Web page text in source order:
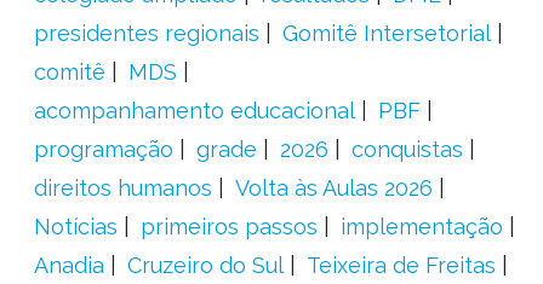
presidentes regionais
Gomitê Intersetorial
comitê
MDS
acompanhamento educacional
PBF
programação
grade 2026
conquistas
direitos humanos
Volta às Aulas 2026
Notícias
primeiros passos
implementação
Anadia
Cruzeiro do Sul
Teixeira de Freitas